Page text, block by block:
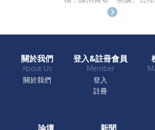
關於我們
About Us
關於我們
登入&註冊會員
Member
登入
註冊